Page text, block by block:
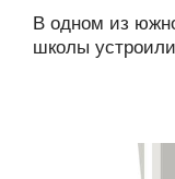
В одном из
школы